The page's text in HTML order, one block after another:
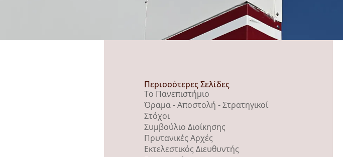
Περισσότερες Σελίδες
Το Πανεπιστήμιο
Όραμα - Αποστολή - Στρατηγικοί
Στόχοι
Συμβούλιο Διοίκησης
Πρυτανικές Αρχές
Εκτελεστικός Διευθυντής